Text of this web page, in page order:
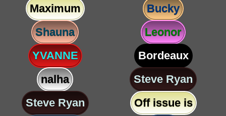
Maximum
Bucky
Shauna
Leonor
YVANNE
Bordeaux
nalha
Steve Ryan
Steve Ryan
Off issue is